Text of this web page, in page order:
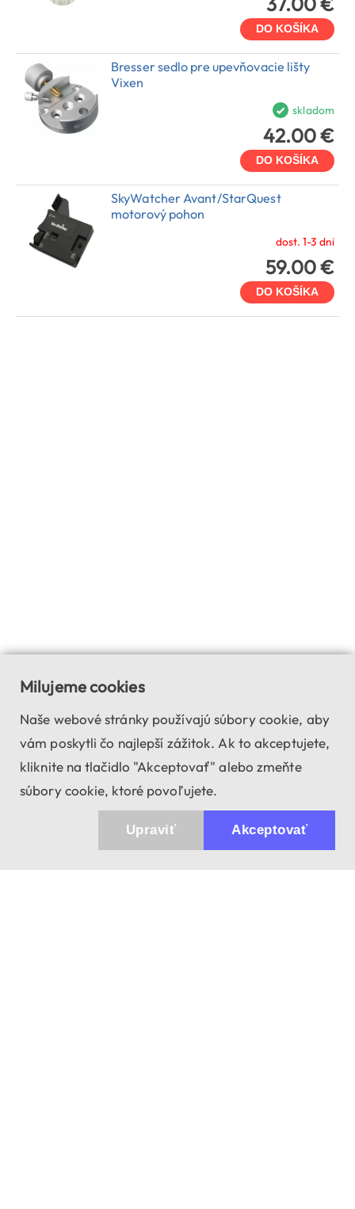
DO KOŠÍKA
Bresser sedlo pre upevňovacie lišty
Vixen
skladom
42.00 €
DO KOŠÍKA
SkyWatcher Avant/StarQuest
motorový pohon
dost. 1-3 dni
59.00 €
DO KOŠÍKA
Milujeme cookies
Naše webové stránky používajú súbory cookie, aby
vám poskytli čo najlepší zážitok. Ak to akceptujete,
kliknite na tlačidlo "Akceptovať" alebo zmeňte
súbory cookie, ktoré povoľujete.
Akceptovať
Upraviť